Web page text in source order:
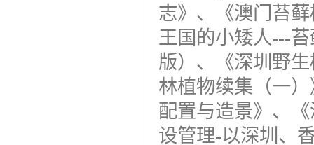
志》、《澳门苔
王国的小矮人---
版）、《深圳野
林植物续集（一
配置与造景》、
设管理-以深圳、